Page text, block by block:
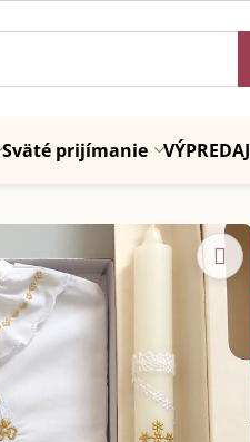
Sväté prijímanie VÝPREDAJ